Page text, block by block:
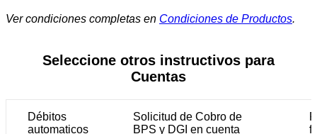
Ver condiciones completas en Condiciones de Productos.
Seleccione otros instructivos para
Cuentas
Débitos
automaticos
Solicitud de Cobro de
BPS y DGI en cuenta